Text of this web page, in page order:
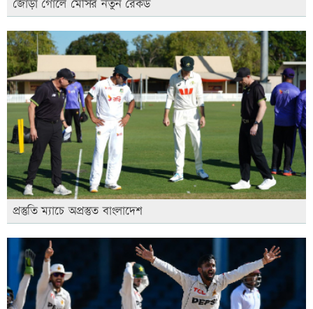
জোড়া গোলে মেসির নতুন রেকর্ড
প্রস্তুতি ম্যাচে অপ্রস্তুত বাংলাদেশ